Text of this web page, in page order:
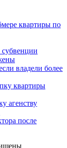
квартиры по
субвенции
владели более
квартиры
агенству
после